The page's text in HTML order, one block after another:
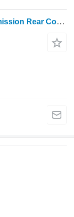
Ford New Holland 7840, 40 Ts Transmission Rear Cover , 8186 F0NN7049BB для трактора колесного